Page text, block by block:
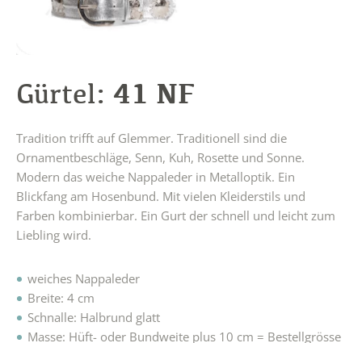
Gürtel: 41 NF
Tradition trifft auf Glemmer. Traditionell sind die
Ornamentbeschläge, Senn, Kuh, Rosette und Sonne.
Modern das weiche Nappaleder in Metalloptik. Ein
Blickfang am Hosenbund. Mit vielen Kleiderstils und
Farben kombinierbar. Ein Gurt der schnell und leicht zum
Liebling wird.
weiches Nappaleder
Breite: 4 cm
Schnalle: Halbrund glatt
Masse: Hüft- oder Bundweite plus 10 cm = Bestellgrösse